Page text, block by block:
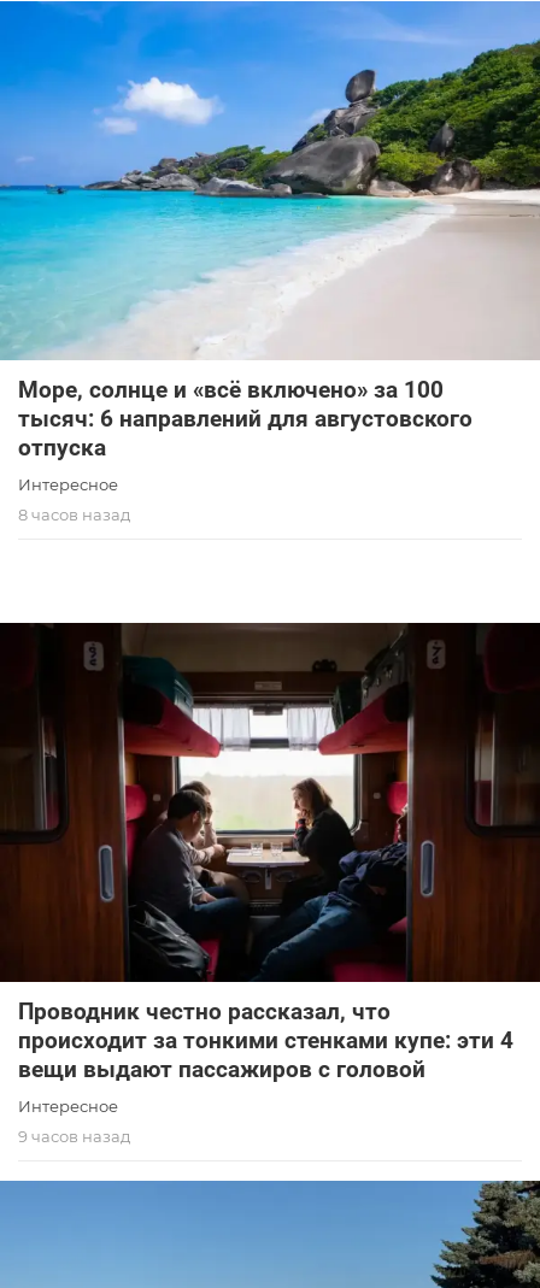
Море, солнце и «всё включено» за 100
тысяч: 6 направлений для августовского
отпуска
Интересное
8 часов назад
Проводник честно рассказал, что
происходит за тонкими стенками купе: эти 4
вещи выдают пассажиров с головой
Интересное
9 часов назад